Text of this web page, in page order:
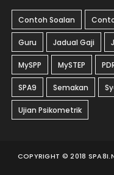
Contoh Soalan
Guru Jadual Gaji
MySPP MySTEP
SPA9 Semakan
Ujian Psikometrik
COPYRIGHT © 2018